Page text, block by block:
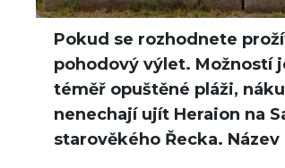
Pokud se rozhodnete
pohodový výlet. Možností
téměř opuštěné pláži,
nenechají ujít Heraion na
starověkého Řecka.